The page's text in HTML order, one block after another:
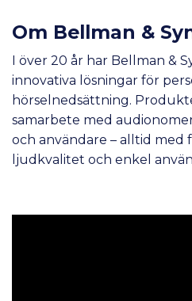
Om Bellman &
I över 20 år har Bellman &
innovativa lösningar för
hörselnedsättning.
samarbete med
och användare – alltid med
ljudkvalitet och enkel